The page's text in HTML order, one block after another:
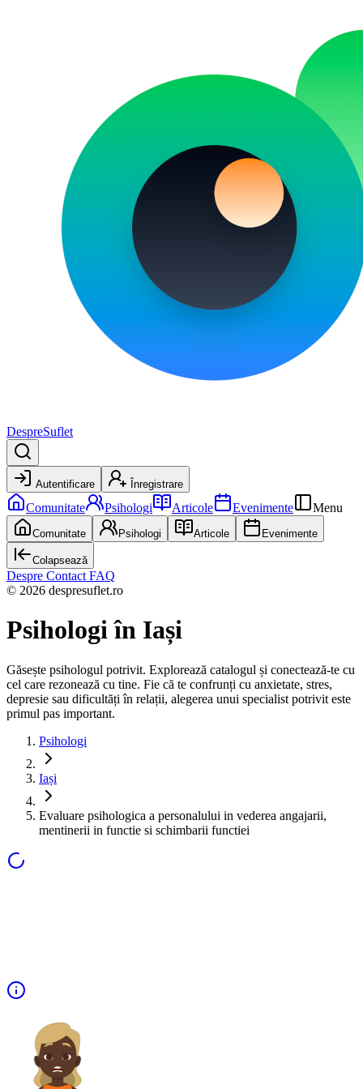
DespreSuflet
Autentificare Înregistrare
Comunitate Psihologi Articole Evenimente Menu
Comunitate Psihologi Articole Evenimente
Colapsează
Despre Contact FAQ
© 2026 despresuflet.ro
Psihologiîn Iași
Găsește psihologul potrivit. Explorează catalogul și conectează-te cu
cel care rezonează cu tine. Fie că te confrunți cu anxietate, stres,
depresie sau dificultăți în relații, alegerea unui specialist potrivit este
primul pas important.
Psihologi
Iași
Evaluare psihologica a personalului in vederea angajarii,
mentinerii in functie si schimbarii functiei